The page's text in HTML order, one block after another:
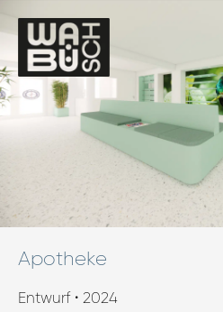
Apotheke
Entwurf • 2024